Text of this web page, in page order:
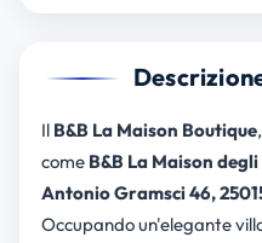
Il B&B La Maison Boutique
come B&B La Maison
Antonio Gramsci 46,
Occupando un'elegante